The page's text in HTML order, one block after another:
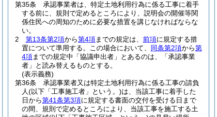
第35条
承認事業者は、特定土地利用行為に係る工事に着手
する前に、規則で定めるところにより、説明会の開催等関
係住民への周知のために必要な措置を講じなければならな
い。
2
第13条第2項から第4項までの規定は、 前項に規定する措
置について準用する。
この場合において、 同条第2項から第
4項までの規定中「協議申出者」とあるのは、「承認事業
者」と読み替えるものとする。
(表示義務)
第36条
承認事業者又は特定土地利用行為に係る工事の請負
人(以下「工事施工者」という。)は、当該工事に着手した
日から第41条第3項に規定する書面の交付を受ける日まで
の間、規則で定めるところにより、当該工事を施工する土